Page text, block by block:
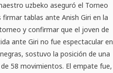
uzbeko aseguró el Torneo
tablas ante Anish Giri en la
y confirmar que el joven de
ante Giri no fue espectacular en
sostuvo la posición de una
58 movimientos. El empate fue,